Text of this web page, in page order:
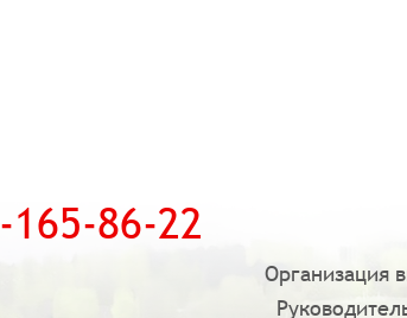
165-86-22
Организация